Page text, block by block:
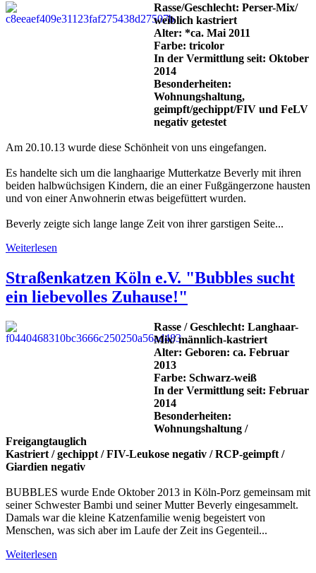
Rasse/Geschlecht: Perser-Mix/
weiblich kastriert
Alter: *ca. Mai 2011
Farbe: tricolor
In der Vermittlung seit: Oktober
2014
Besonderheiten:
Wohnungshaltung,
geimpft/gechippt/FIV und FeLV
negativ getestet
Am 20.10.13 wurde diese Schönheit von uns eingefangen.
Es handelte sich um die langhaarige Mutterkatze Beverly mit ihren
beiden halbwüchsigen Kindern, die an einer Fußgängerzone hausten
und von einer Anwohnerin etwas beigefüttert wurden.
Beverly zeigte sich lange lange Zeit von ihrer garstigen Seite...
Weiterlesen
Straßenkatzen Köln e.V. "Bubbles sucht
ein liebevolles Zuhause!"
Rasse / Geschlecht: Langhaar-
Mix/ männlich-kastriert
Alter: Geboren: ca. Februar
2013
Farbe: Schwarz-weiß
In der Vermittlung seit: Februar
2014
Besonderheiten:
Wohnungshaltung /
Freigangtauglich
Kastriert / gechippt / FIV-Leukose negativ / RCP-geimpft /
Giardien negativ
BUBBLES wurde Ende Oktober 2013 in Köln-Porz gemeinsam mit
seiner Schwester Bambi und seiner Mutter Beverly eingesammelt.
Damals war die kleine Katzenfamilie wenig begeistert von
Menschen, was sich aber im Laufe der Zeit ins Gegenteil...
Weiterlesen